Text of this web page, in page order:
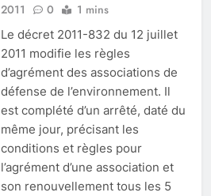
2011
0 1 mins
Le décret 2011-832 du 12 juillet
2011 modifie les règles
d’agrément des associations de
défense de l’environnement. Il
est complété d’un arrêté, daté du
même jour, précisant les
conditions et règles pour
l’agrément d’une association et
son renouvellement tous les 5